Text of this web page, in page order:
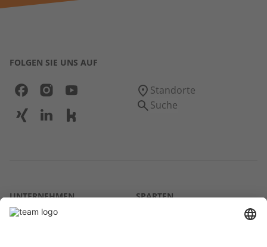
FOLGEN SIE UNS AUF
Standorte
Suche
UNTERNEHMEN
Über uns
SPARTEN